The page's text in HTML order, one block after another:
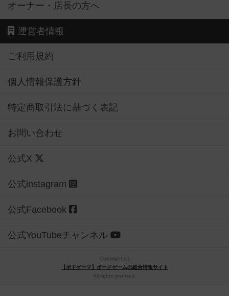
オーナー・店長の方へ
運営者情報
ご利用規約
個人情報保護方針
特定商取引法に基づく表記
お問い合わせ
公式X
公式instagram
公式Facebook
公式YouTubeチャンネル
Copyright (c)
【ボドゲーマ】ボードゲームの総合情報サイト
All rights reserved.